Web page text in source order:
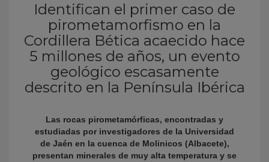
Identifican el primer caso de
pirometamorfismo en la
Cordillera Bética acaecido hace
5 millones de años, un evento
geológico escasamente
descrito en la Península Ibérica
Las rocas pirometamórficas, encontradas y
estudiadas por investigadores de la Universidad
de Jaén en la cuenca de Molinicos (Albacete),
presentan minerales de muy alta temperatura y se